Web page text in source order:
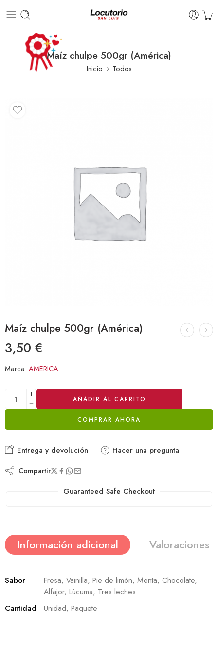
Maíz chulpe 500gr (América)
Inicio Todos
Maíz chulpe 500gr (América)
3,50 €
Marca: AMERICA
AÑADIR AL CARRITO
COMPRAR AHORA
Alternative:
Entrega y devolución Hacer una pregunta
Compartir
Guaranteed Safe Checkout
Información adicional Valoraciones
Sabor
Fresa, Vainilla, Pie de limón, Menta, Chocolate,
Alfajor, Lúcuma, Tres leches
Cantidad
Unidad, Paquete